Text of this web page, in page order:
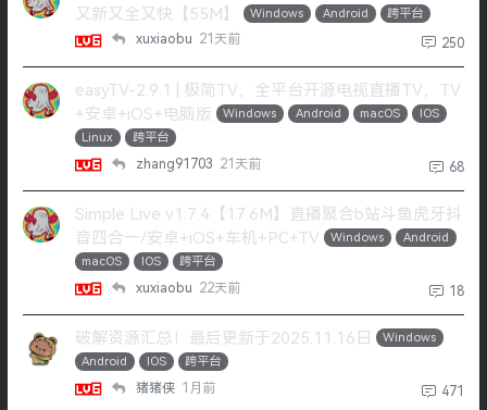
又新又全又快【55M】
Windows Android 跨平台
xuxiaobu 21天前 250
easyTV-2.9.1 | 极简TV，全平台开源电视直播TV，TV
+安卓+iOS+电脑版
Windows Android macOS
IOS
Linux
跨平台
zhang91703 21天前 68
Simple Live v1.7.4【17.6M】直播聚合b站斗鱼虎牙抖
音四合一/安卓+iOS+车机+PC+TV
Windows
Android
macOS
IOS 跨平台
xuxiaobu 22天前 18
破解资源汇总！最后更新于2025.11.16日
Windows
Android
IOS 跨平台
猪猪侠 1月前 471